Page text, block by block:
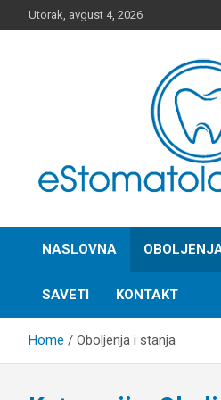
to
Utorak, avgust 4, 2026
NASLOVNA
SAVETI KONTAKT
Home Oboljenja i stanja